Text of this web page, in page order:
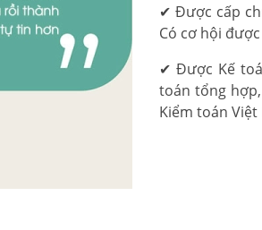
✔ Được cấp
Có cơ hội
✔ Được Kế
toán tổng
Kiểm toán Việt